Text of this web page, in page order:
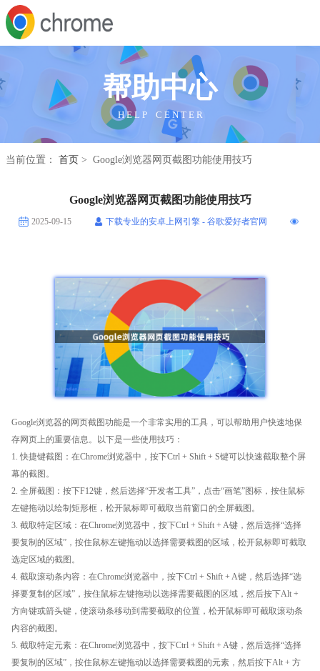
帮助中心
H E L P C E N T E R
当前位置： 首页 > Google浏览器网页截图功能使用技巧
Google浏览器网页截图功能使用技巧
2025-09-15 下载专业的安卓上网引擎 - 谷歌爱好者官网
Google浏览器的网页截图功能是一个非常实用的工具，可以帮助用户快速地保
存网页上的重要信息。以下是一些使用技巧：
1. 快捷键截图：在Chrome浏览器中，按下Ctrl + Shift + S键可以快速截取整个屏
幕的截图。
2. 全屏截图：按下F12键，然后选择“开发者工具”，点击“画笔”图标，按住鼠标
左键拖动以绘制矩形框，松开鼠标即可截取当前窗口的全屏截图。
3. 截取特定区域：在Chrome浏览器中，按下Ctrl + Shift + A键，然后选择“选择
要复制的区域”，按住鼠标左键拖动以选择需要截图的区域，松开鼠标即可截取
选定区域的截图。
4. 截取滚动条内容：在Chrome浏览器中，按下Ctrl + Shift + A键，然后选择“选
择要复制的区域”，按住鼠标左键拖动以选择需要截图的区域，然后按下Alt +
方向键或箭头键，使滚动条移动到需要截取的位置，松开鼠标即可截取滚动条
内容的截图。
5. 截取特定元素：在Chrome浏览器中，按下Ctrl + Shift + A键，然后选择“选择
要复制的区域”，按住鼠标左键拖动以选择需要截图的元素，然后按下Alt + 方